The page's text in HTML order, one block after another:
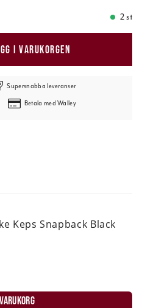
2 st
I VARUKORGEN
Supersnabba leveranser
Betala med Walley
Keps Snapback Black